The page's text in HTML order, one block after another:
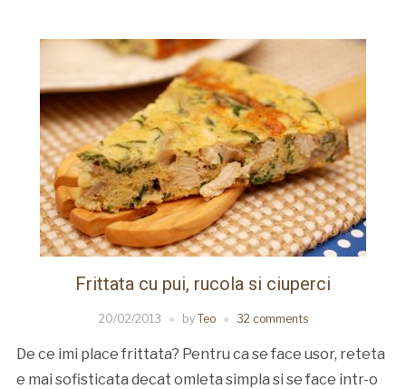
Frittata cu pui, rucola si ciuperci
20/02/2013 by Teo 32 comments
De ce imi place frittata? Pentru ca se face usor, reteta
e mai sofisticata decat omleta simpla si se face intr-o